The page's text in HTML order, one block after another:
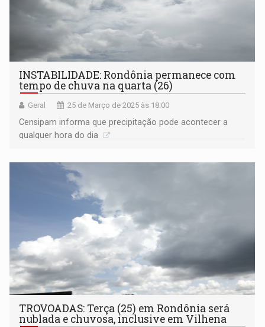
INSTABILIDADE: Rondônia permanece com
tempo de chuva na quarta (26)
Geral 25 de Março de 2025 às 18:00
Censipam informa que precipitação pode acontecer a
qualquer hora do dia
TROVOADAS: Terça (25) em Rondônia será
nublada e chuvosa, inclusive em Vilhena